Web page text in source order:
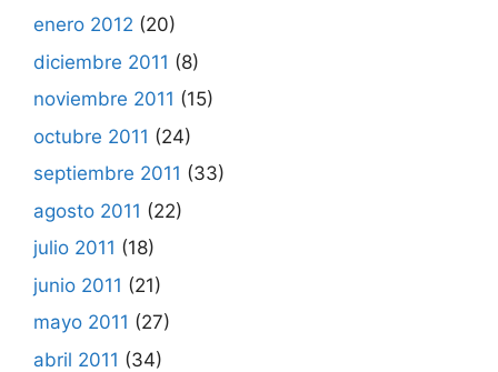
enero 2012 (20)
diciembre 2011 (8)
noviembre 2011 (15)
octubre 2011 (24)
septiembre 2011 (33)
agosto 2011 (22)
julio 2011 (18)
junio 2011 (21)
mayo 2011 (27)
abril 2011 (34)